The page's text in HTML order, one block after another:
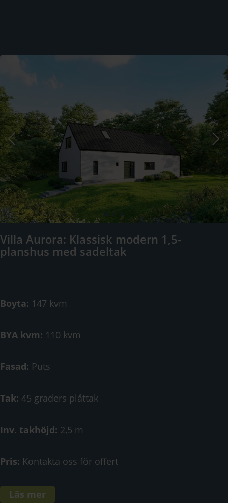
Villa Aurora: Klassisk modern 1,5-
planshus med sadeltak
Boyta: 147 kvm
BYA kvm: 110 kvm
Fasad: Puts
Tak: 45 graders plåttak
Inv. takhöjd: 2,5 m
Pris: Kontakta oss för offert
Läs mer